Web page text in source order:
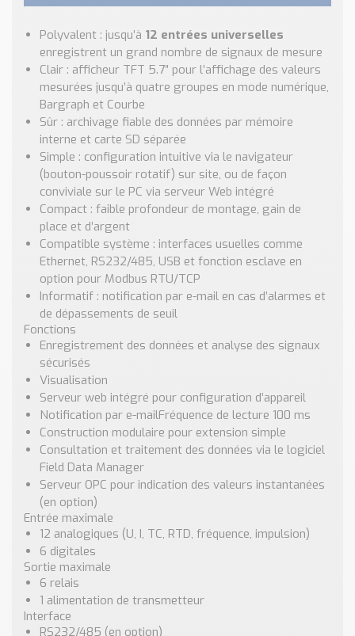
Polyvalent : jusqu’à 12 entrées universelles
enregistrent un grand nombre de signaux de mesure
Clair : afficheur TFT 5.7″ pour l’affichage des valeurs
mesurées jusqu’à quatre groupes en mode numérique,
Bargraph et Courbe
Sûr : archivage fiable des données par mémoire
interne et carte SD séparée
Simple : configuration intuitive via le navigateur
(bouton-poussoir rotatif) sur site, ou de façon
conviviale sur le PC via serveur Web intégré
Compact : faible profondeur de montage, gain de
place et d’argent
Compatible système : interfaces usuelles comme
Ethernet, RS232/485, USB et fonction esclave en
option pour Modbus RTU/TCP
Informatif : notification par e-mail en cas d’alarmes et
de dépassements de seuil
Fonctions
Enregistrement des données et analyse des signaux
sécurisés
Visualisation
Serveur web intégré pour configuration d’appareil
Notification par e-mailFréquence de lecture 100 ms
Construction modulaire pour extension simple
Consultation et traitement des données via le logiciel
Field Data Manager
Serveur OPC pour indication des valeurs instantanées
(en option)
Entrée maximale
12 analogiques (U, I, TC, RTD, fréquence, impulsion)
6 digitales
Sortie maximale
6 relais
1 alimentation de transmetteur
Interface
RS232/485 (en option)